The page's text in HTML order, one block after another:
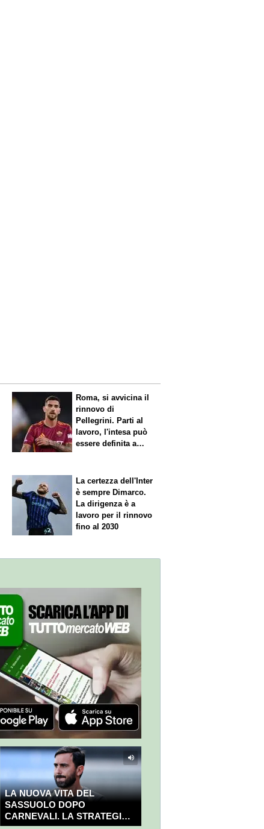
Roma, si avvicina il
rinnovo di
Pellegrini. Parti al
lavoro, l'intesa può
essere definita a
La certezza dell'Inter
è sempre Dimarco.
La dirigenza è a
lavoro per il rinnovo
fino al 2030
LA NUOVA VITA DEL
SASSUOLO DOPO
CARNEVALI. LA STRATEGIA È